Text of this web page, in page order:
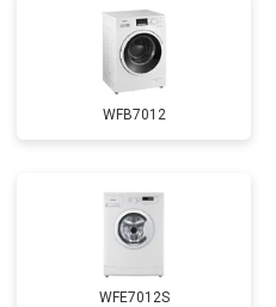
Замена прессостата
Замена сливного насоса
Замена сливного шланга
Замена УБЛ
Замена приводного ремня
WFB7012
WFE7012S